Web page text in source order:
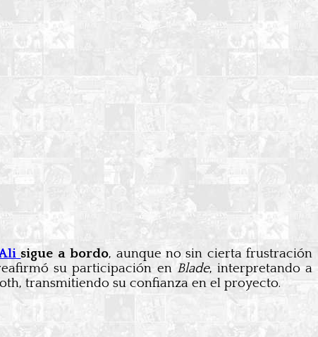
sigue a bordo, aunque no sin cierta frustración
su participación en Blade, interpretando a
transmitiendo su confianza en el proyecto.